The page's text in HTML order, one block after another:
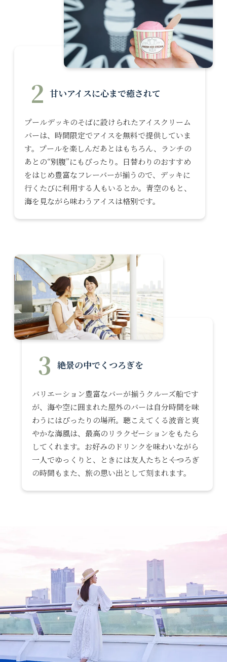
2 甘いアイスに心まで癒されて
プールデッキのそばに設けられたアイスクリーム
バーは、時間限定でアイスを無料で提供していま
す。プールを楽しんだあとはもちろん、ランチの
あとの“別腹”にもぴったり。日替わりのおすすめ
をはじめ豊富なフレーバーが揃うので、デッキに
行くたびに利用する人もいるとか。青空のもと、
海を見ながら味わうアイスは格別です。
3 絶景の中でくつろぎを
バリエーション豊富なバーが揃うクルーズ船です
が、海や空に囲まれた屋外のバーは自分時間を味
わうにはぴったりの場所。聴こえてくる波音と爽
やかな海風は、最高のリラクゼーションをもたら
してくれます。お好みのドリンクを味わいながら
一人でゆっくりと、ときには友人たちと――くつろぎ
の時間もまた、旅の思い出として刻まれます。